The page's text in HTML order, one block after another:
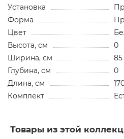
Установка
Форма
Цвет
Высота, см
0
Ширина, см
85
Глубина, см
0
Длина, см
Комплект
Товары из этой